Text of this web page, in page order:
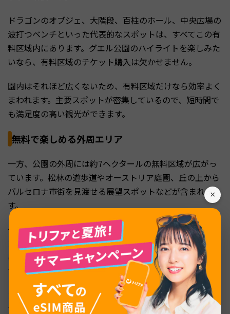
×
ドラゴンのオブジェ、大階段、百柱のホール、中央広場の
波打つベンチといった代表的なスポットは、すべてこの有
料区域内にあります。グエル公園のハイライトを楽しみた
いなら、有料区域のチケット購入は欠かせません。
園内はそれほど広くないため、有料区域だけなら効率よく
まわれます。主要スポットが密集しているので、短時間で
も満足度の高い観光ができます。
無料で楽しめる外周エリア
一方、公園の外周には約7ヘクタールの無料区域が広がっ
ています。松林の遊歩道やオーストリア庭園、丘の上から
バルセロナ市街を見渡せる展望スポットなどが含まれま
す。
予約やチケットがなくても入れるため、散策だけを楽しみ
たい方には無料区域もおすすめです。緑豊かな小道を歩け
ば、観光地の喧騒から少し離れた静かな時間を過ごせま
す。
ただし、ガウディ建築の代表作は有料区域に集まっていま
す。せっかく訪れるなら、有料区域とあわせて楽しむのが